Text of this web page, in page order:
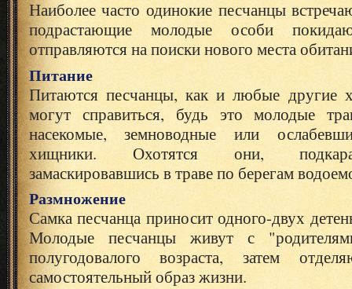
Наиболее часто одинокие песчанцы
подрастающие молодые особи
отправляются на поиски нового места
Питание
Питаются песчанцы, как и любые другие
могут справиться, будь это молодые
насекомые, земноводные или
хищники. Охотятся они,
замаскировавшись в траве по берегам
Размножение
Самка песчанца приносит одного-двух
Молодые песчанцы живут с
полугодовалого возраста, затем
самостоятельный образ жизни.